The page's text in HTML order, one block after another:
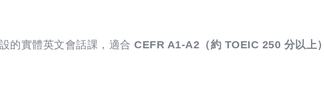
的實體英文會話課，適合 CEFR A1-A2（約 TOEIC 250 分以上）